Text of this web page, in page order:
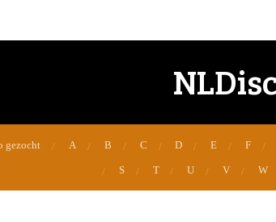
gezocht A B C D E F
S T U V W